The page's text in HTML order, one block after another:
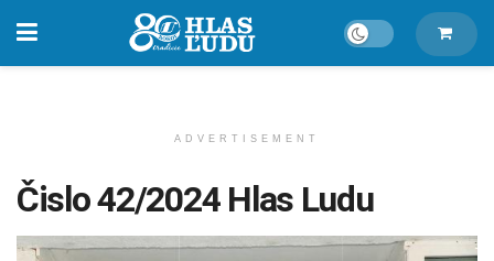
ADVERTISEMENT
Čislo 42/2024 Hlas Ludu